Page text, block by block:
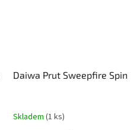
Daiwa Prut Sweepfire Spin
Skladem (1 ks)